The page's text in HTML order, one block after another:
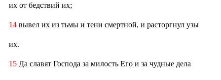
их от бедствий их;
14 вывел их из тьмы и тени смертной, и расторгнул узы
их.
15 Да славят Господа за милость Его и за чудные дела